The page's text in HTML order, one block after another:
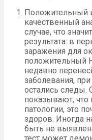
Положительный
качественный
случае, что
результата: в
заражения для
положительный
недавно
заболевания,
остались следы.
показывают, что
патологии, это
здоров. Иногда
быть не